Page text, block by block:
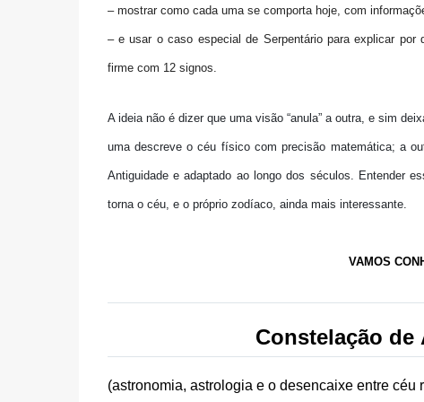
– mostrar como cada uma se comporta hoje, com
– e usar o caso especial de Serpentáriopara explicar por
firme com 12 signos.
A ideia não é dizer que uma visão “anula” a outra, e sim
uma descreve o céu físico com precisão matemática; a
Antiguidade e adaptado ao longo dos séculos. Entender
torna o céu, e o próprio zodíaco, ainda mais interessante.
VAMOS
Constelação
(astronomia, astrologia e o desencaixe entre céu